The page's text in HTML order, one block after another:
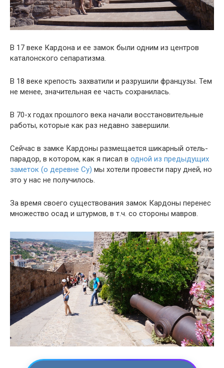
В 17 веке Кардона и ее замок были одним из центров
каталонского сепаратизма.
В 18 веке крепость захватили и разрушили французы. Тем
не менее, значительная ее часть сохранилась.
В 70-х годах прошлого века начали восстановительные
работы, которые как раз недавно завершили.
Сейчас в замке Кардоны размещается шикарный отель-
парадор, в котором, как я писал в одной из предыдущих
заметок (о деревне Су) мы хотели провести пару дней, но
это у нас не получилось.
За время своего существования замок Кардоны перенес
множество осад и штурмов, в т.ч. со стороны мавров.